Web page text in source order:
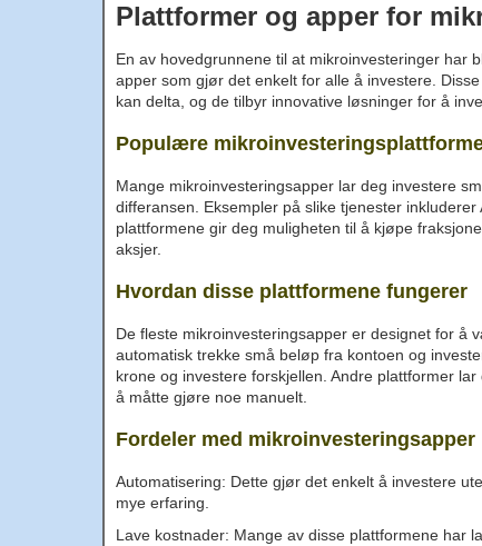
Plattformer og apper for
En av hovedgrunnene til at mikroinvesteringer har
apper som gjør det enkelt for alle å investere.
kan delta, og de tilbyr innovative løsninger for å
Populære
Mange mikroinvesteringsapper lar deg investere
differansen. Eksempler på slike tjenester inkluderer
plattformene gir deg muligheten til å kjøpe
aksjer.
Hvordan disse plattformene fungerer
De fleste mikroinvesteringsapper er designet for å
automatisk trekke små beløp fra kontoen og
krone og investere forskjellen. Andre plattformer
å måtte gjøre noe manuelt.
Fordeler med mikroinvesteringsapper
Automatisering: Dette gjør det enkelt å investere
mye erfaring.
Lave kostnader: Mange av disse plattformene har